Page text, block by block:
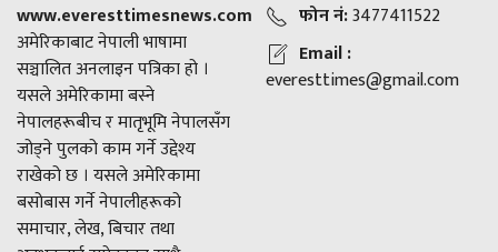
www.everesttimesnews.com
अमेरिकाबाट नेपाली भाषामा
सञ्चालित अनलाइन पत्रिका हो ।
यसले अमेरिकामा बस्ने
नेपालहरूबीच र मातृभूमि नेपालसँग
जोड्ने पुलको काम गर्ने उद्देश्य
राखेको छ । यसले अमेरिकामा
बसोबास गर्ने नेपालीहरूको
समाचार, लेख, बिचार तथा
फोन नं:3477411522
Email :
everesttimes@gmail.com